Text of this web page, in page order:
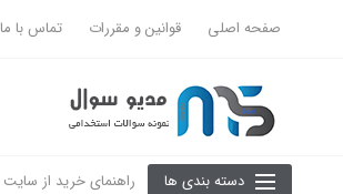
صفحه اصلی قوانین و مقررات تماس با ما
دسته بندی ها راهنمای خرید از سایت